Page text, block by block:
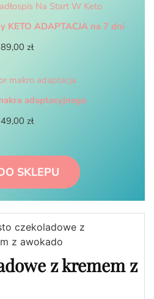
KETO ADAPTACJA na 7 dni
89,00 zł
adaptacyjnego
49,00 zł
SKLEPU
z kremem z